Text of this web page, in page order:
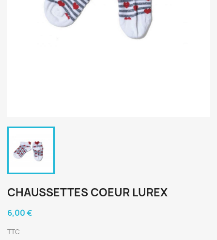
CHAUSSETTES COEUR LUREX
6,00 €
TTC